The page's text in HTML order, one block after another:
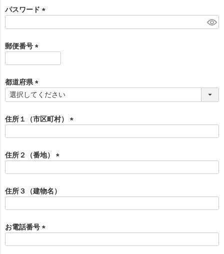
)
パスワード
)
郵便番号
須
)
都道府県
(
須
)
住所１（市区町村）
)
住所２（番地）
須
)
住所３（建物名）
お電話番号